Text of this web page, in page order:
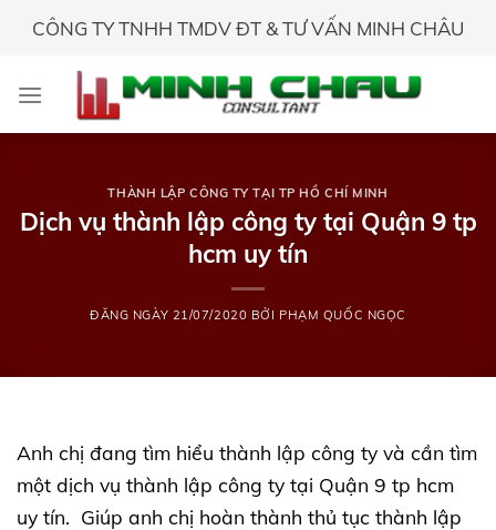
CÔNG TY TNHH TMDV ĐT & TƯ VẤN MINH CHÂU
THÀNH LẬP CÔNG TY TẠI TP HỒ CHÍ MINH
Dịch vụ thành lập công ty tại Quận 9 tp
hcm uy tín
ĐĂNG NGÀY 21/07/2020 BỞI PHẠM QUỐC NGỌC
Anh chị đang tìm hiểu thành lập công ty và cần tìm
một dịch vụ thành lập công ty tại Quận 9 tp hcm
uy tín. Giúp anh chị hoàn thành thủ tục thành lập